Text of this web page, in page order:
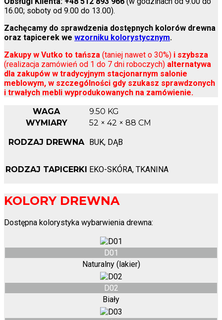
16.00; soboty od 9.00 do 13.00).
Zachęcamy do sprawdzenia dostępnych kolorów drewna
oraz tapicerek we wzorniku kolorystycznym.
Zakupy w Vutko to tańsza (taniej nawet o 30%) i szybsza
(realizacja zamówień od 1 do 7 dni roboczych) alternatywa
dla zakupów w tradycyjnym stacjonarnym salonie
meblowym, w szczególności gdy szukasz sprawdzonych
i trwałych mebli wyprodukowanych na zamówienie.
WAGA
9.50 KG
WYMIARY
52 × 42 × 88 CM
RODZAJ DREWNA BUK, DĄB
RODZAJ TAPICERKI EKO-SKÓRA, TKANINA
KOLORY DREWNA
Dostępna kolorystyka wybarwienia drewna:
D01
Naturalny (lakier)
D02
Biały